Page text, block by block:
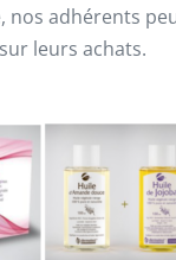
nos adhérents
leurs achats.